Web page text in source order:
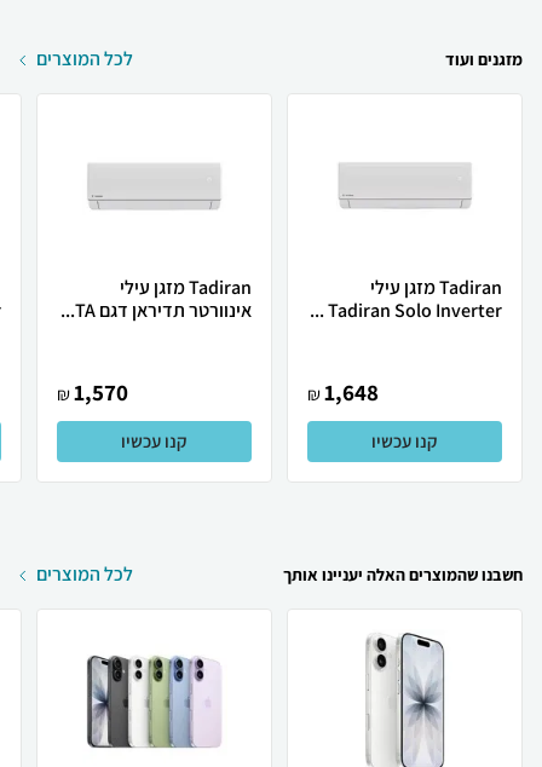
מזגנים ועוד לכל המוצרים
Tadiran מזגן עילי
Tadiran Solo Inverter ...
1,648
₪
קנו עכשיו
Tadiran מזגן עילי
אינוורטר תדיראן דגם TA...
1,570
₪
קנו עכשיו
חשבנו שהמוצרים האלה יעניינו אותך לכל המוצרים